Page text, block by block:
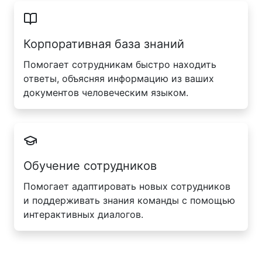
Корпоративная база знаний
Помогает сотрудникам быстро находить
ответы, объясняя информацию из ваших
документов человеческим языком.
Обучение сотрудников
Помогает адаптировать новых сотрудников
и поддерживать знания команды с помощью
интерактивных диалогов.